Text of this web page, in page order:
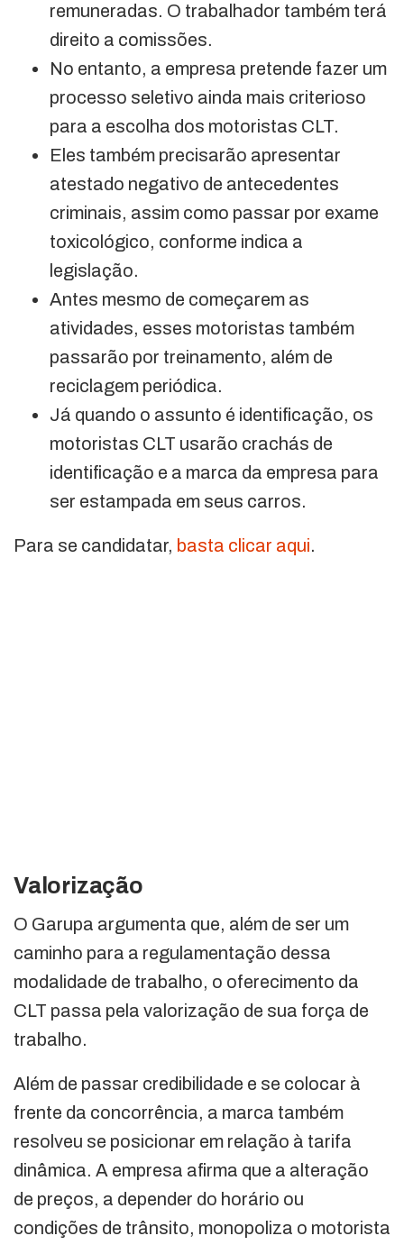
remuneradas. O trabalhador também terá
direito a comissões.
No entanto, a empresa pretende fazer um
processo seletivo ainda mais criterioso
para a escolha dos motoristas CLT.
Eles também precisarão apresentar
atestado negativo de antecedentes
criminais, assim como passar por exame
toxicológico, conforme indica a
legislação.
Antes mesmo de começarem as
atividades, esses motoristas também
passarão por treinamento, além de
reciclagem periódica.
Já quando o assunto é identificação, os
motoristas CLT usarão crachás de
identificação e a marca da empresa para
ser estampada em seus carros.
Para se candidatar, basta clicar aqui.
Valorização
O Garupa argumenta que, além de ser um
caminho para a regulamentação dessa
modalidade de trabalho, o oferecimento da
CLT passa pela valorização de sua força de
trabalho.
Além de passar credibilidade e se colocar à
frente da concorrência, a marca também
resolveu se posicionar em relação à tarifa
dinâmica. A empresa afirma que a alteração
de preços, a depender do horário ou
condições de trânsito, monopoliza o motorista